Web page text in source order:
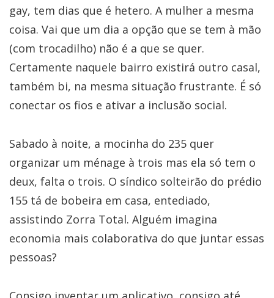
gay, tem dias que é hetero. A mulher a mesma
coisa. Vai que um dia a opção que se tem à mão
(com trocadilho) não é a que se quer.
Certamente naquele bairro existirá outro casal,
também bi, na mesma situação frustrante. É só
conectar os fios e ativar a inclusão social.
Sabado à noite, a mocinha do 235 quer
organizar um ménage à trois mas ela só tem o
deux, falta o trois. O síndico solteirão do prédio
155 tá de bobeira em casa, entediado,
assistindo Zorra Total. Alguém imagina
economia mais colaborativa do que juntar essas
pessoas?